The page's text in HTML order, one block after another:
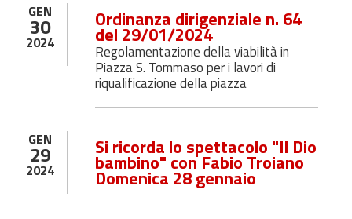
GEN
30
2024
Ordinanza dirigenziale n. 64
del 29/01/2024
Regolamentazione della viabilità in
Piazza S. Tommaso per i lavori di
riqualificazione della piazza
GEN
29
2024
Si ricorda lo spettacolo "Il Dio
bambino" con Fabio Troiano
Domenica 28 gennaio